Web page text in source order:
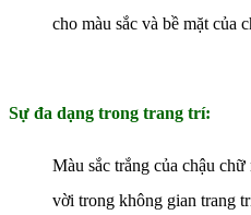
cho màu sắc và bề mặt của
Sự đa dạng trong trang trí:
Màu sắc trắng của chậu
vời trong không gian trang